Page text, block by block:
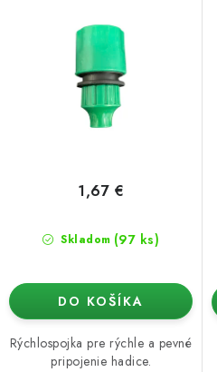
Skladom (97 ks)
1,67 €
DO KOŠÍKA
Rýchlospojka pre rýchle a pevné
pripojenie hadice.